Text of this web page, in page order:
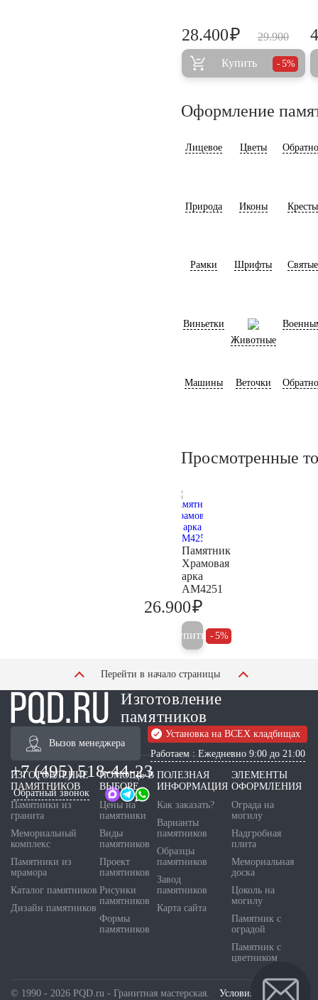
29.900
28.400₽
Купить 5%
Оформление
Лицевое Цветы
Природа Иконы Кресты
Рамки Шрифты Святые
Виньетки
Животные
Машины Веточки
Просмотренные
Памятник
Храмовая
арка
AM4251
26.900₽
Купить 5%
Перейти в начало страницы
Изготовление
памятников
Вызов менеджера
Установка на ВСЕХ кладбищах
Работаем : Ежедневно 9:00 до 21:00
+7 (495) 518-44-23
Обратный звонок
ИЗГОТОВЛЕНИЕ
ПАМЯТНИКОВ
Памятники из
гранита
Мемориальный
комплекс
Памятники из
мрамора
Каталог памятников
Дизайн памятников
ПОМОЩЬ В
ВЫБОРЕ
Цены на
памятники
Виды
памятников
Проект
памятников
Рисунки
памятников
Формы
памятников
ПОЛЕЗНАЯ
ИНФОРМАЦИЯ
Как заказать?
Варианты
памятников
Образцы
памятников
Завод
памятников
Карта сайта
ЭЛЕМЕНТЫ
ОФОРМЛЕНИЯ
Ограда на
могилу
Надгробная
плита
Мемориальная
доска
Цоколь на
могилу
Памятник с
оградой
Памятник с
цветником
© 1990 - 2026 PQD.ru - Гранитная мастерская. Условия